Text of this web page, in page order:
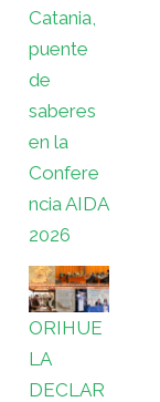
Catania,
puente
de
saberes
en la
Confere
ncia AIDA
2026
ORIHUE
LA
DECLAR